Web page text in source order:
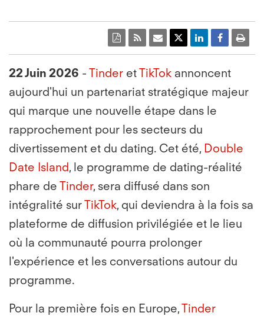
22 Juin 2026 - Tinder etTikTok annoncent
aujourd'hui un partenariat stratégique majeur
qui marque une nouvelle étape dans le
rapprochement pour les secteurs du
divertissement et du dating. Cet été,Double
Date Island, le programme de dating-réalité
phare de Tinder, sera diffusé dans son
intégralité surTikTok, qui deviendra à la fois sa
plateforme de diffusion privilégiée et le lieu
où la communauté pourra prolonger
l'expérience et les conversations autour du
programme.
Pour la première fois en Europe,Tinder